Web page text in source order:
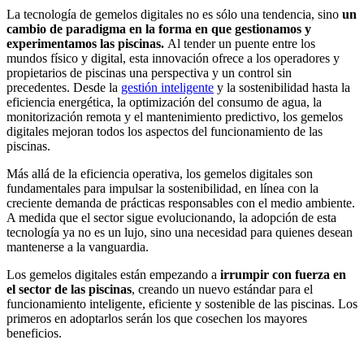
La tecnología de gemelos digitales no es sólo una tendencia, sino un
cambio de paradigma en la forma en que gestionamos y
experimentamos las piscinas. Al tender un puente entre los
mundos físico y digital, esta innovación ofrece a los operadores y
propietarios de piscinas una perspectiva y un control sin
precedentes. Desde la gestión inteligente y la sostenibilidad hasta la
eficiencia energética, la optimización del consumo de agua, la
monitorización remota y el mantenimiento predictivo, los gemelos
digitales mejoran todos los aspectos del funcionamiento de las
piscinas.
Más allá de la eficiencia operativa, los gemelos digitales son
fundamentales para impulsar la sostenibilidad, en línea con la
creciente demanda de prácticas responsables con el medio ambiente.
A medida que el sector sigue evolucionando, la adopción de esta
tecnología ya no es un lujo, sino una necesidad para quienes desean
mantenerse a la vanguardia.
Los gemelos digitales están empezando a irrumpir con fuerza en
el sector de las piscinas, creando un nuevo estándar para el
funcionamiento inteligente, eficiente y sostenible de las piscinas. Los
primeros en adoptarlos serán los que cosechen los mayores
beneficios.